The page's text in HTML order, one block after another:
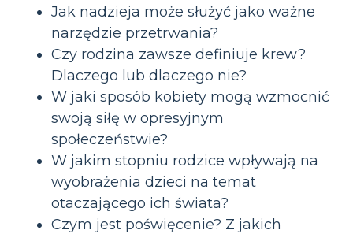
Jak nadzieja może służyć jako ważne
narzędzie przetrwania?
Czy rodzina zawsze definiuje krew?
Dlaczego lub dlaczego nie?
W jaki sposób kobiety mogą wzmocnić
swoją siłę w opresyjnym
społeczeństwie?
W jakim stopniu rodzice wpływają na
wyobrażenia dzieci na temat
otaczającego ich świata?
Czym jest poświęcenie? Z jakich